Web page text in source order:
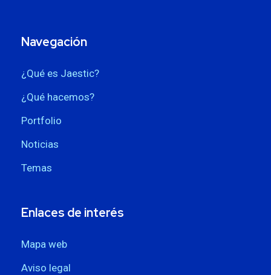
Navegación
¿Qué es Jaestic?
¿Qué hacemos?
Portfolio
Noticias
Temas
Enlaces de interés
Mapa web
Aviso legal